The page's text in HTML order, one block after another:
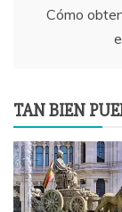
entradas
Cómo
TAN BIEN